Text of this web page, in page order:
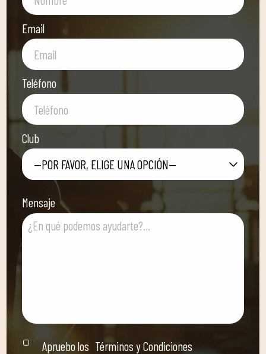
Email
Teléfono
Club
—POR FAVOR, ELIGE UNA OPCIÓN—
Mensaje
Apruebo los Términos y Condiciones